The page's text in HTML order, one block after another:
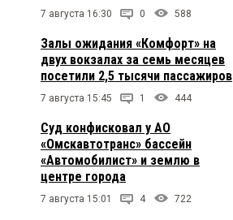
7 августа 16:30 0 588
Залы ожидания «Комфорт» на
двух вокзалах за семь месяцев
посетили 2,5 тысячи пассажиров
7 августа 15:45 1 444
Суд конфисковал у АО
«Омскавтотранс» бассейн
«Автомобилист» и землю в
центре города
7 августа 15:01 4 722